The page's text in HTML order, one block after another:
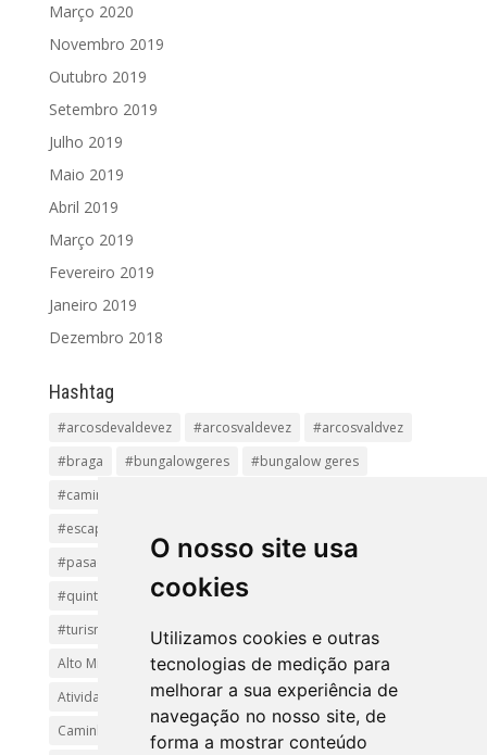
O nosso site usa
cookies
Utilizamos cookies e outras
tecnologias de medição para
melhorar a sua experiência de
navegação no nosso site, de
forma a mostrar conteúdo
Março 2020
Novembro 2019
Outubro 2019
Setembro 2019
Julho 2019
Maio 2019
Abril 2019
Março 2019
Fevereiro 2019
Janeiro 2019
Dezembro 2018
Hashtag
#arcosdevaldevez #arcosvaldevez
#arcosvaldvez
#braga
#bungalowgeres
#bungalow geres
#caminhadas
#escapadinha
#pasadiços
#passadiçosdovez
#penedageres
#quintalamosa
#religião
#turismoreligioso
#turismorural
#vianadocastelo
Alto Minho
Arcos de Valdevez.
Arcos Valdevez
Atividades e Passeios
aventura
Caminhadas e Passeio
Caminho de Santiago
Caminho Minhoto Ribeiro